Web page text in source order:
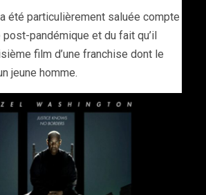
été particulièrement saluée compte
pandémique et du fait qu’il
film d’une franchise dont le
jeune homme.